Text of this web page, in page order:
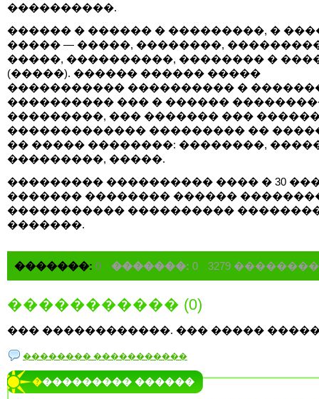
����������.
������ � ������ � ���������, �
����� — �����, ��������,
�����, ����������, �������� �
(�����). ������ ������ �����
����������� ���������� �
���������� ��� � ������
���������, ��� ������� ���
������������� ��������� ��
�� ����� ��������: ��������,
���������, �����.
��������� ���������� ���� � 30
������� �������� ������
����������� ����������
�������.
�������: 0 �������: 0 3279
����������� (0)
��� ������������. ��� �����
�������� �����������
���������� ������